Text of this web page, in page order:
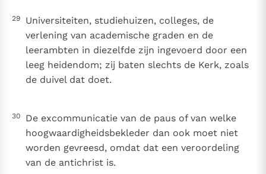
29
Universiteiten, studiehuizen, colleges, de
verlening van academische graden en de
leerambten in diezelfde zijn ingevoerd door een
leeg heidendom; zij baten slechts de Kerk, zoals
de duivel dat doet.
30
De excommunicatie van de paus of van welke
hoogwaardigheidsbekleder dan ook moet niet
worden gevreesd, omdat dat een veroordeling
van de antichrist is.